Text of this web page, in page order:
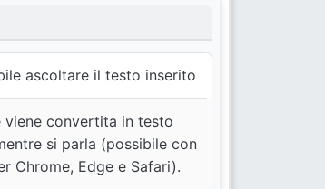
ascoltare il testo inserito
viene convertita in testo
si parla (possibile con
Chrome, Edge e Safari).